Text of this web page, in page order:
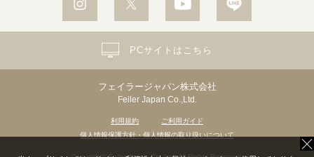
フェイラージャパン株式会社
Feiler Japan Co.,Ltd.
利用規約
ご利用ガイド
個人情報保護方針・個人情報の取り扱いについて
PCサイトはこちら